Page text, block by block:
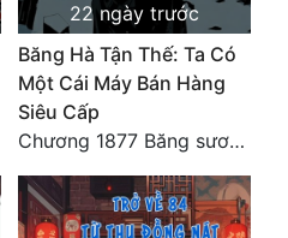
22 ngày trước
Băng Hà Tận Thế: Ta Có
Một Cái Máy Bán Hàng
Siêu Cấp
Chương 1877 Băng sương kết giới